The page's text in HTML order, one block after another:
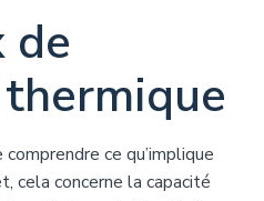
de
ce qu’implique
cela concerne la capacité